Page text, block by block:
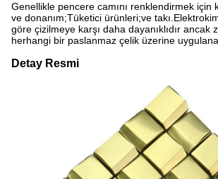
Genellikle pencere camını renklendirmek için
ve donanım;Tüketici ürünleri;ve
göre çizilmeye karşı daha dayanıklıdır ancak
herhangi bir paslanmaz çelik üzerine
Detay Resmi